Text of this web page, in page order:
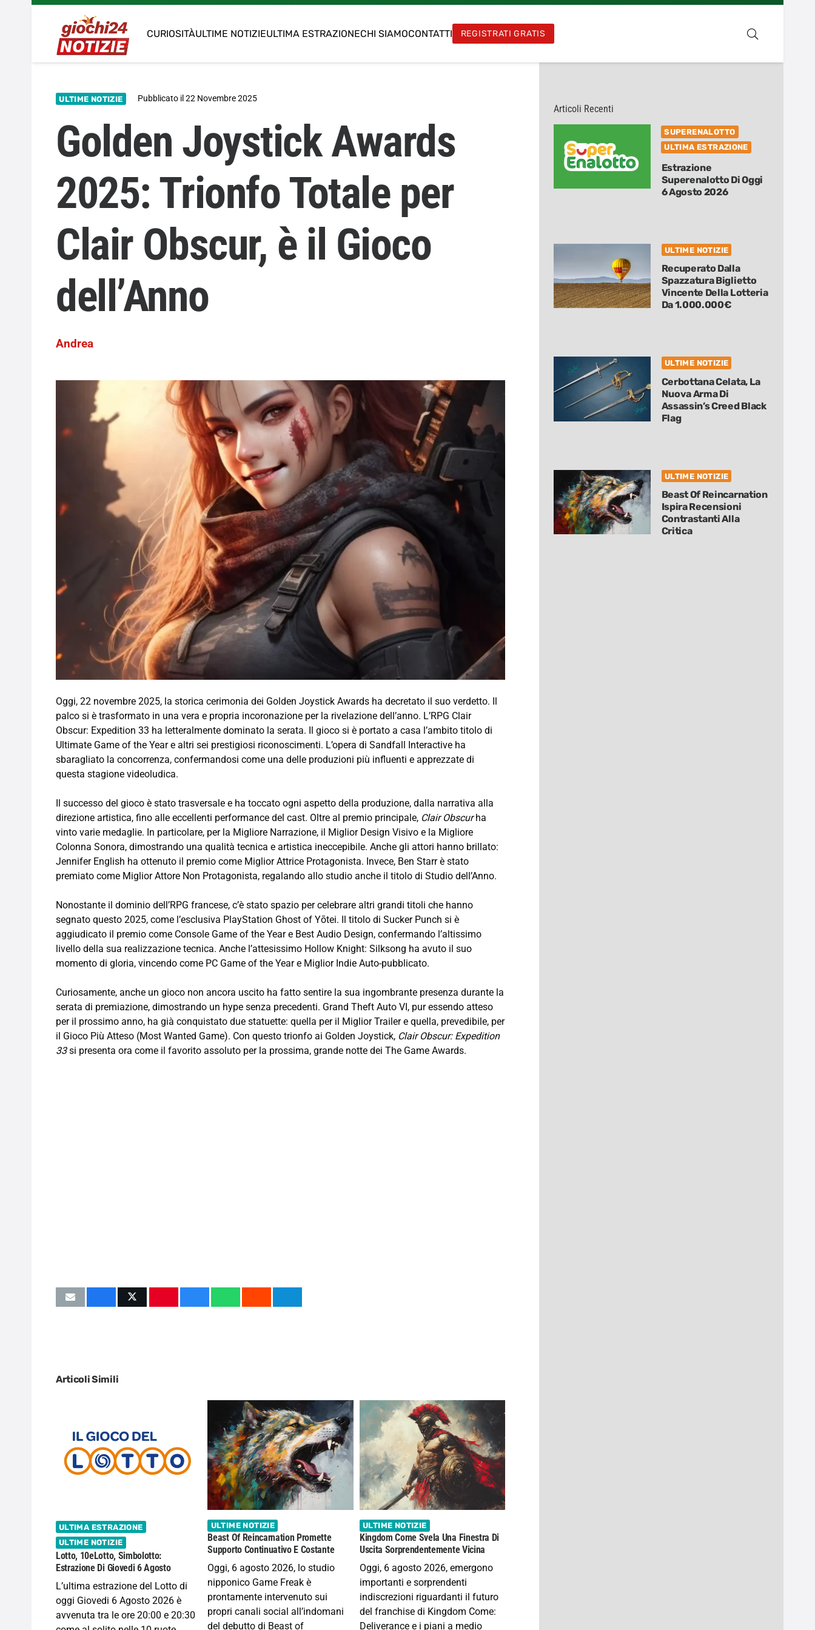
CURIOSITÀULTIME NOTIZIEULTIMA ESTRAZIONECHI SIAMOCONTATTI REGISTRATI GRATIS
ULTIME NOTIZIE Pubblicato il22 Novembre 2025
Golden Joystick Awards
2025: Trionfo Totale per
Clair Obscur, è il Gioco
dell’Anno
Andrea
Oggi, 22 novembre 2025, la storica cerimonia dei Golden Joystick Awards ha decretato il suo verdetto. Il
palco si è trasformato in una vera e propria incoronazione per la rivelazione dell’anno. L’RPG Clair
Obscur: Expedition 33 ha letteralmente dominato la serata. Il gioco si è portato a casa l’ambito titolo di
Ultimate Game of the Year e altri sei prestigiosi riconoscimenti. L’opera di Sandfall Interactive ha
sbaragliato la concorrenza, confermandosi come una delle produzioni più influenti e apprezzate di
questa stagione videoludica.
Il successo del gioco è stato trasversale e ha toccato ogni aspetto della produzione, dalla narrativa alla
direzione artistica, fino alle eccellenti performance del cast. Oltre al premio principale, Clair Obscurha
vinto varie medaglie. In particolare, per la Migliore Narrazione, il Miglior Design Visivo e la Migliore
Colonna Sonora, dimostrando una qualità tecnica e artistica ineccepibile. Anche gli attori hanno brillato:
Jennifer English ha ottenuto il premio come Miglior Attrice Protagonista. Invece, Ben Starr è stato
premiato come Miglior Attore Non Protagonista, regalando allo studio anche il titolo di Studio dell’Anno.
Nonostante il dominio dell’RPG francese, c’è stato spazio per celebrare altri grandi titoli che hanno
segnato questo 2025, come l’esclusiva PlayStation Ghost of Yōtei. Il titolo di Sucker Punch si è
aggiudicato il premio come Console Game of the Year e Best Audio Design, confermando l’altissimo
livello della sua realizzazione tecnica. Anche l’attesissimo Hollow Knight: Silksong ha avuto il suo
momento di gloria, vincendo come PC Game of the Year e Miglior Indie Auto-pubblicato.
Curiosamente, anche un gioco non ancora uscito ha fatto sentire la sua ingombrante presenza durante la
serata di premiazione, dimostrando un hype senza precedenti. Grand Theft Auto VI, pur essendo atteso
per il prossimo anno, ha già conquistato due statuette: quella per il Miglior Trailer e quella, prevedibile, per
il Gioco Più Atteso (Most Wanted Game). Con questo trionfo ai Golden Joystick, Clair Obscur: Expedition
33si presenta ora come il favorito assoluto per la prossima, grande notte dei The Game Awards.
Articoli Simili
ULTIMA ESTRAZIONE
ULTIME NOTIZIE
Lotto, 10eLotto, Simbolotto:
Estrazione Di Giovedi 6 Agosto
L’ultima estrazione del Lotto di
oggi Giovedi 6 Agosto 2026 è
avvenuta tra le ore 20:00 e 20:30
ULTIME NOTIZIE
Beast Of Reincarnation Promette
Supporto Continuativo E Costante
Oggi, 6 agosto 2026, lo studio
nipponico Game Freak è
prontamente intervenuto sui
propri canali social all’indomani
del debutto di Beast of
ULTIME NOTIZIE
Kingdom Come Svela Una Finestra Di
Uscita Sorprendentemente Vicina
Oggi, 6 agosto 2026, emergono
importanti e sorprendenti
indiscrezioni riguardanti il futuro
del franchise di Kingdom Come:
Deliverance e i piani a medio
Articoli Recenti
SUPERENALOTTO
ULTIMA ESTRAZIONE
Estrazione
Superenalotto Di Oggi
6 Agosto 2026
ULTIME NOTIZIE
Recuperato Dalla
Spazzatura Biglietto
Vincente Della Lotteria
Da 1.000.000€
ULTIME NOTIZIE
Cerbottana Celata, La
Nuova Arma Di
Assassin’s Creed Black
Flag
ULTIME NOTIZIE
Beast Of Reincarnation
Ispira Recensioni
Contrastanti Alla
Critica